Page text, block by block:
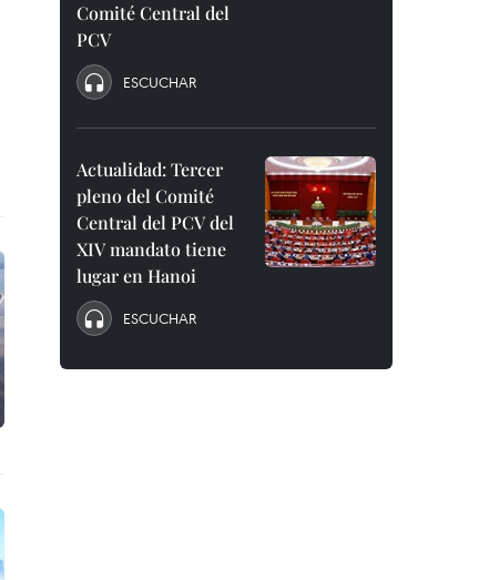
Comité Central del
PCV
ESCUCHAR
Actualidad: Tercer
pleno del Comité
Central del PCV del
XIV mandato tiene
lugar en Hanoi
ESCUCHAR